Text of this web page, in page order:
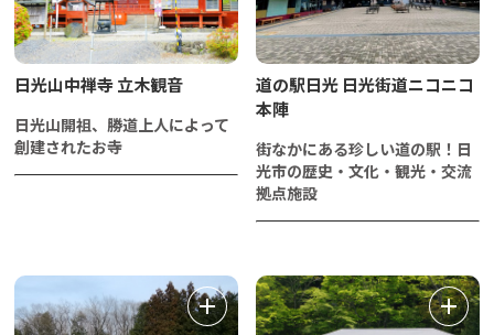
日光山中禅寺 立木観音
日光山開祖、勝道上人によって
創建されたお寺
道の駅日光 日光街道ニコニコ
本陣
街なかにある珍しい道の駅！日
光市の歴史・文化・観光・交流
拠点施設